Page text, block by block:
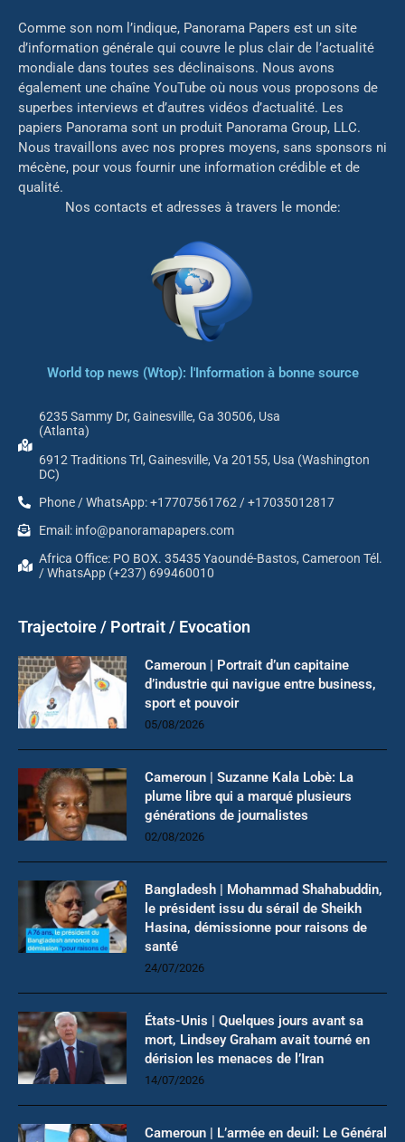
Comme son nom l’indique, Panorama Papers est un site
d’information générale qui couvre le plus clair de l’actualité
mondiale dans toutes ses déclinaisons. Nous avons
également une chaîne YouTube où nous vous proposons de
superbes interviews et d’autres vidéos d’actualité. Les
papiers Panorama sont un produit Panorama Group, LLC.
Nous travaillons avec nos propres moyens, sans sponsors ni
mécène, pour vous fournir une information crédible et de
qualité.
Nos contacts et adresses à travers le monde:
World top news (Wtop): l'Information à bonne source
6235 Sammy Dr, Gainesville, Ga 30506, Usa
(Atlanta)
6912 Traditions Trl, Gainesville, Va 20155, Usa (Washington
DC)
Phone / WhatsApp: +17707561762 / +17035012817
Email: info@panoramapapers.com
Africa Office: PO BOX. 35435 Yaoundé-Bastos, Cameroon Tél.
/ WhatsApp (+237) 699460010
Trajectoire / Portrait / Evocation
Cameroun | Portrait d’un capitaine
d’industrie qui navigue entre business,
sport et pouvoir
05/08/2026
Cameroun | Suzanne Kala Lobè: La
plume libre qui a marqué plusieurs
générations de journalistes
02/08/2026
Bangladesh | Mohammad Shahabuddin,
le président issu du sérail de Sheikh
Hasina, démissionne pour raisons de
santé
24/07/2026
États-Unis | Quelques jours avant sa
mort, Lindsey Graham avait tourné en
dérision les menaces de l’Iran
14/07/2026
Cameroun | L’armée en deuil: Le Général